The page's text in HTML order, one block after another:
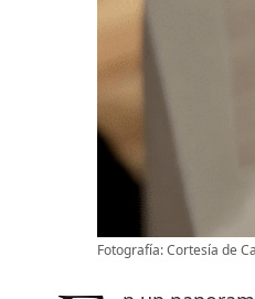
Fotografía: Cortesía de